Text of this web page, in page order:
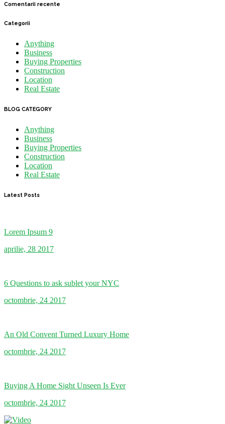
Comentarii recente
Categorii
Anything
Business
Buying Properties
Construction
Location
Real Estate
BLOG CATEGORY
Anything
Business
Buying Properties
Construction
Location
Real Estate
Latest Posts
Lorem Ipsum 9
aprilie, 28 2017
6 Questions to ask sublet your NYC
octombrie, 24 2017
An Old Convent Turned Luxury Home
octombrie, 24 2017
Buying A Home Sight Unseen Is Ever
octombrie, 24 2017